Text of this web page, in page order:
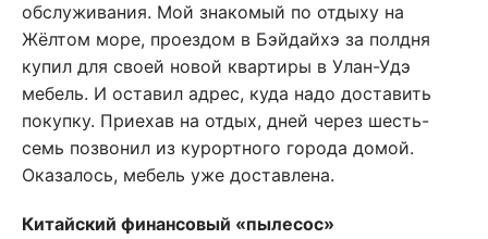
обслуживания. Мой знакомый по отдыху на
Жёлтом море, проездом в Бэйдайхэ за полдня
купил для своей новой квартиры в Улан-Удэ
мебель. И оставил адрес, куда надо доставить
покупку. Приехав на отдых, дней через шесть-
семь позвонил из курортного города домой.
Оказалось, мебель уже доставлена.
Китайский финансовый «пылесос»